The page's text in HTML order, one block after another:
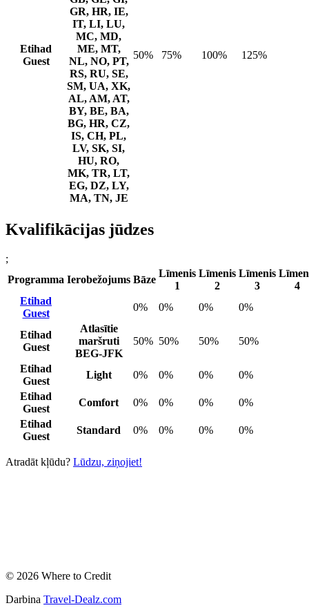
Etihad
Guest
GR, HR, IE,
IT, LI, LU,
MC, MD,
ME, MT,
NL, NO, PT,
RS, RU, SE,
SM, UA, XK,
AL, AM, AT,
BY, BE, BA,
BG, HR, CZ,
IS, CH, PL,
LV, SK, SI,
HU, RO,
MK, TR, LT,
EG, DZ, LY,
MA, TN, JE
50% 75% 100% 125%
Kvalifikācijas jūdzes
;
Programma Ierobežojums Bāze
Līmenis
1
Līmenis
2
Līmenis
3
4
Etihad
Guest
0% 0% 0% 0%
Etihad
Guest
Atlasītie
maršruti
BEG-JFK
50% 50% 50% 50%
Etihad
Guest
Light 0% 0% 0%
0%
Etihad
Guest
Comfort 0% 0% 0%
0%
Etihad
Guest
Standard 0% 0% 0% 0%
Atradāt kļūdu? Lūdzu, ziņojiet!
© 2026 Where to Credit
Darbina Travel-Dealz.com